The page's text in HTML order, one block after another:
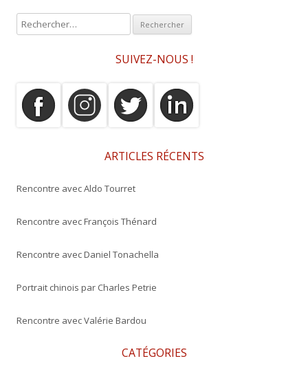
e
SUIVEZ-NOUS !
ARTICLES RÉCENTS
Rencontre avec Aldo Tourret
Rencontre avec François Thénard
Rencontre avec Daniel Tonachella
Portrait chinois par Charles Petrie
Rencontre avec Valérie Bardou
CATÉGORIES